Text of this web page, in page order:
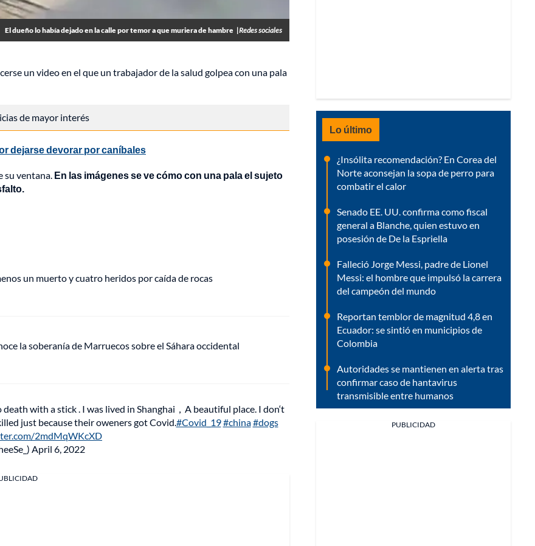
El dueño lo había dejado en la calle por temor a que muriera de hambre |Redes sociales
un video en el que un trabajador de la salud golpea con una pala
de mayor interés
dejarse devorar por caníbales
su ventana. En las imágenes se ve cómo con una pala el sujeto
un muerto y cuatro heridos por caída de rocas
la soberanía de Marruecos sobre el Sáhara occidental
with a stick . I was lived in Shanghai，A beautiful place. I don‘t
just because their oweners got Covid.#Covid_19#china#dogs
2mdMqWKcXD
April 6, 2022
Lo último
¿Insólita recomendación? En Corea del
Norte aconsejan la sopa de perro para
combatir el calor
Senado EE. UU. confirma como fiscal
general a Blanche, quien estuvo en
posesión de De la Espriella
Falleció Jorge Messi, padre de Lionel
Messi: el hombre que impulsó la carrera
del campeón del mundo
Reportan temblor de magnitud 4,8 en
Ecuador: se sintió en municipios de
Colombia
Autoridades se mantienen en alerta tras
confirmar caso de hantavirus
transmisible entre humanos
PUBLICIDAD